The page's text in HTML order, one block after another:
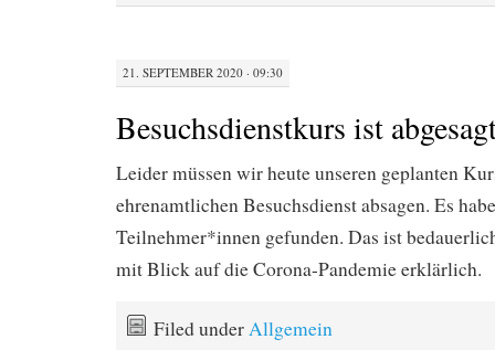
21. SEPTEMBER 2020 · 09:30
Besuchsdienstkurs ist
Leider müssen wir heute unseren geplanten
ehrenamtlichen Besuchsdienst absagen. Es
Teilnehmer*innen gefunden. Das ist
mit Blick auf die Corona-Pandemie erklärlich.
Filed underAllgemein